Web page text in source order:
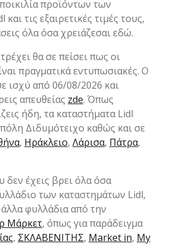
προϊόντων των
τις εξαιρετικές τιμές τους,
όλα όσα χρειάζεσαι εδώ.
θα σε πείσει πως οι
πραγματικά εντυπωσιακές. Ο
ισχύ από 06/08/2026 και
απευθείας zde. Όπως
ήδη, τα καταστήματα Lidl
Διδυμότειχο καθώς και σε
, Ηράκλειο, Λάρισα, Πάτρα,
δεν έχεις βρει όλα όσα
των καταστημάτων Lidl,
φυλλάδια από την
Μάρκετ, όπως για παράδειγμα
, ΣΚΛΑΒΕΝΙΤΗΣ, Market in, My